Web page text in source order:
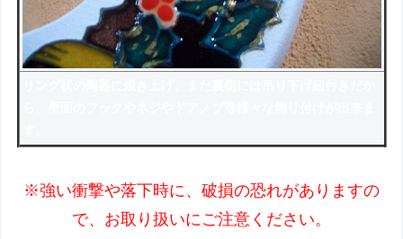
※強い衝撃や落下時に、破損の恐れがありますの
で、お取り扱いにご注意ください。